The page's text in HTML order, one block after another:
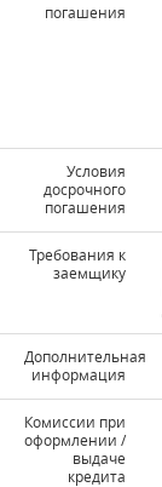
погашения
Условия
досрочного
погашения
Требования к
заемщику
Дополнительная
информация
Комиссии при
оформлении /
выдаче
кредита